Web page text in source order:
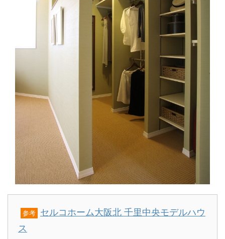
参考
セルコホーム大阪北 千里中央モデルハウ
ス